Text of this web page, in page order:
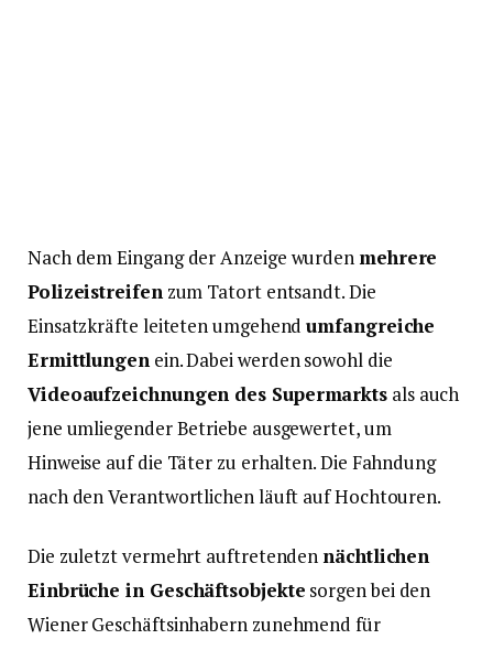
Nach dem Eingang der Anzeige wurden mehrere
Polizeistreifenzum Tatort entsandt. Die
Einsatzkräfte leiteten umgehendumfangreiche
Ermittlungenein. Dabei werden sowohl die
Videoaufzeichnungen des Supermarkts als auch
jene umliegender Betriebe ausgewertet, um
Hinweise auf die Täter zu erhalten. Die Fahndung
nach den Verantwortlichen läuft auf Hochtouren.
Die zuletzt vermehrt auftretenden nächtlichen
Einbrüche in Geschäftsobjekte sorgen bei den
Wiener Geschäftsinhabern zunehmend für